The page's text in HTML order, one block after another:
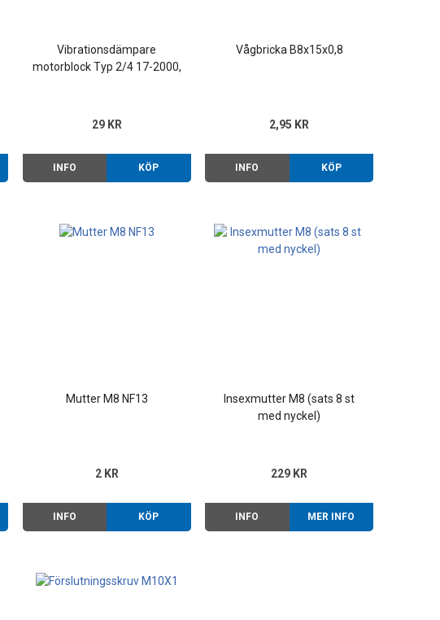
Vibrationsdämpare
motorblock Typ 2/4 17-2000,
29 KR
INFO KÖP
Vågbricka B8x15x0,8
2,95 KR
INFO KÖP
Mutter M8 NF13
2 KR
INFO KÖP
Insexmutter M8 (sats 8 st
med nyckel)
229 KR
INFO MER INFO